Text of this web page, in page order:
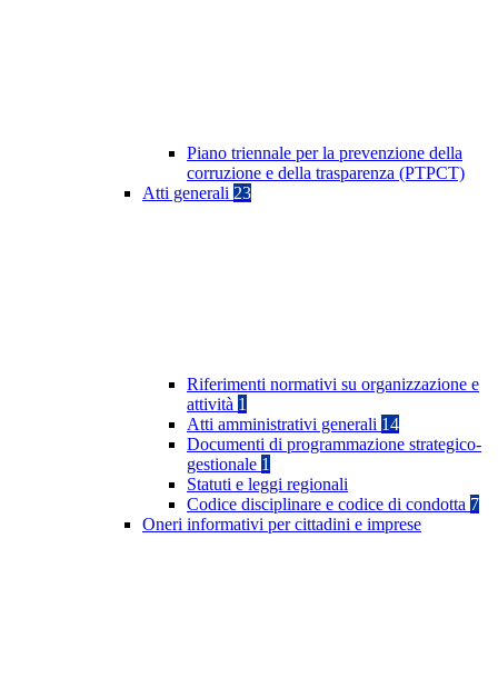
Piano triennale per la prevenzione della
corruzione e della trasparenza (PTPCT)
Atti generali 23
Riferimenti normativi su organizzazione e
attività 1
Atti amministrativi generali 14
Documenti di programmazione strategico-
gestionale 1
Statuti e leggi regionali
Codice disciplinare e codice di condotta 7
Oneri informativi per cittadini e imprese